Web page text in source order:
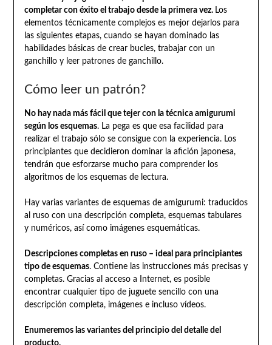
completar con éxito el trabajo desde la primera vez. Los
elementos técnicamente complejos es mejor dejarlos para
las siguientes etapas, cuando se hayan dominado las
habilidades básicas de crear bucles, trabajar con un
ganchillo y leer patrones de ganchillo.
Cómo leer un patrón?
No hay nada más fácil que tejer con la técnica amigurumi
según los esquemas. La pega es que esa facilidad para
realizar el trabajo sólo se consigue con la experiencia. Los
principiantes que decidieron dominar la afición japonesa,
tendrán que esforzarse mucho para comprender los
algoritmos de los esquemas de lectura.
Hay varias variantes de esquemas de amigurumi: traducidos
al ruso con una descripción completa, esquemas tabulares
y numéricos, así como imágenes esquemáticas.
Descripciones completas en ruso – ideal para principiantes
tipo de esquemas. Contiene las instrucciones más precisas y
completas. Gracias al acceso a Internet, es posible
encontrar cualquier tipo de juguete sencillo con una
descripción completa, imágenes e incluso vídeos.
Enumeremos las variantes del principio del detalle del
producto.